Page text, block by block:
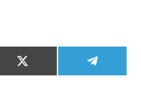
Share
on
X
(Twitter)
Share
on